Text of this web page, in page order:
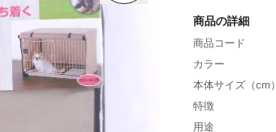
商品の詳細
商品コード
カラー
本体サイズ（cm）
特徴
用途